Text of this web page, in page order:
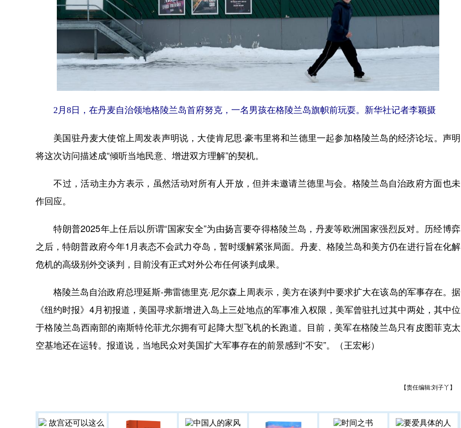
2月8日，在丹麦自治领地格陵兰岛首府努克，一名男孩在格陵兰岛旗帜前玩耍。新华社记者李颖摄
美国驻丹麦大使馆上周发表声明说，大使肯尼思·豪韦里将和兰德里一起参加格陵兰岛的经济论坛。声明
将这次访问描述成“倾听当地民意、增进双方理解”的契机。
不过，活动主办方表示，虽然活动对所有人开放，但并未邀请兰德里与会。格陵兰岛自治政府方面也未
作回应。
特朗普2025年上任后以所谓“国家安全”为由扬言要夺得格陵兰岛，丹麦等欧洲国家强烈反对。历经博弈
之后，特朗普政府今年1月表态不会武力夺岛，暂时缓解紧张局面。丹麦、格陵兰岛和美方仍在进行旨在化解
危机的高级别外交谈判，目前没有正式对外公布任何谈判成果。
格陵兰岛自治政府总理延斯-弗雷德里克·尼尔森上周表示，美方在谈判中要求扩大在该岛的军事存在。据
《纽约时报》4月初报道，美国寻求新增进入岛上三处地点的军事准入权限，美军曾驻扎过其中两处，其中位
于格陵兰岛西南部的南斯特伦菲尤尔拥有可起降大型飞机的长跑道。目前，美军在格陵兰岛只有皮图菲克太
空基地还在运转。报道说，当地民众对美国扩大军事存在的前景感到“不安”。（王宏彬）
【责任编辑:刘子丫】